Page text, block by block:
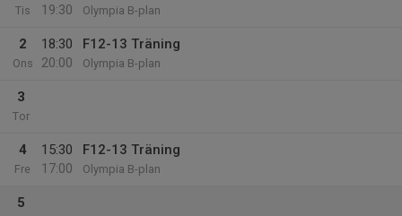
Tis
19:30
Olympia B-plan
2
Ons
18:30
20:00
F12-13 Träning
Olympia B-plan
3
Tor
4
Fre
15:30
17:00
F12-13 Träning
Olympia B-plan
5